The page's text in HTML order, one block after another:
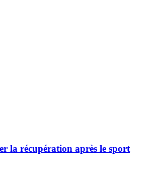
la récupération après le sport